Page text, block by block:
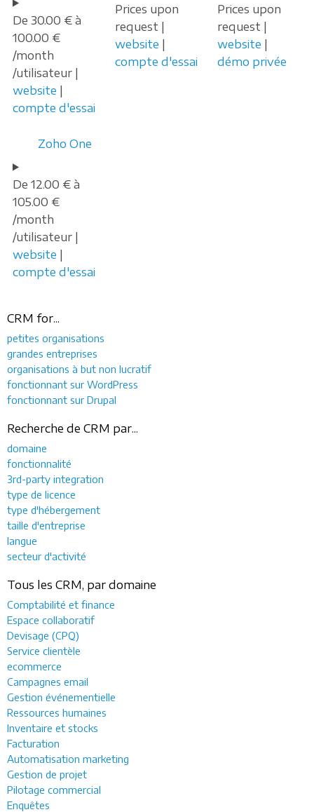
De 30.00 € à
100.00 €
/month
/utilisateur |
website |
compte d'essai
Prices upon
request |
website |
compte d'essai
Prices upon
request |
website |
démo privée
Zoho One
De 12.00 € à
105.00 €
/month
/utilisateur |
website |
compte d'essai
CRM for...
petites organisations
grandes entreprises
organisations à but non lucratif
fonctionnant sur WordPress
fonctionnant sur Drupal
Recherche de CRM par...
domaine
fonctionnalité
3rd-party integration
type de licence
type d'hébergement
taille d'entreprise
langue
secteur d'activité
Tous les CRM, par domaine
Comptabilité et finance
Espace collaboratif
Devisage (CPQ)
Service clientèle
ecommerce
Campagnes email
Gestion événementielle
Ressources humaines
Inventaire et stocks
Facturation
Automatisation marketing
Gestion de projet
Pilotage commercial
Enquêtes